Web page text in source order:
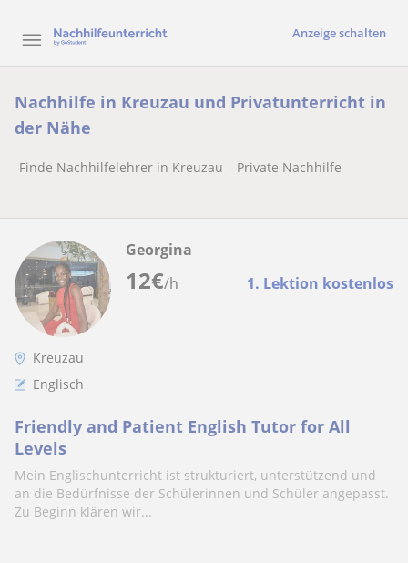
Anzeige schalten
Nachhilfe in Kreuzau und Privatunterricht in
der Nähe
Finde Nachhilfelehrer in Kreuzau – Private Nachhilfe
12€/h 1. Lektion kostenlos
Georgina
Kreuzau
Englisch
Friendly and Patient English Tutor for All
Levels
Mein Englischunterricht ist strukturiert, unterstützend und
an die Bedürfnisse der Schülerinnen und Schüler angepasst.
Zu Beginn klären wir...